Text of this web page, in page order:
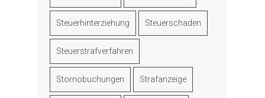
Steuerhinterziehung Steuerschaden
Steuerstrafverfahren
Stornobuchungen Strafanzeige